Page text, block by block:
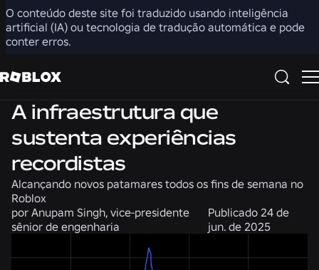
O conteúdo deste site foi traduzido usando inteligência
artificial (IA) ou tecnologia de tradução automática e pode
conter erros.
Compartilhar
A infraestrutura que
sustenta experiências
recordistas
Alcançando novos patamares todos os fins de semana no
Roblox
por Anupam Singh, vice-presidente
sênior de engenharia
Publicado 24 de
jun. de 2025